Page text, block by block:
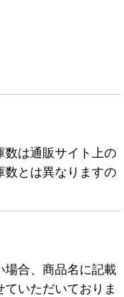
数は通販サイト上の
数とは異なりますの
場合、商品名に記載
いただいておりま